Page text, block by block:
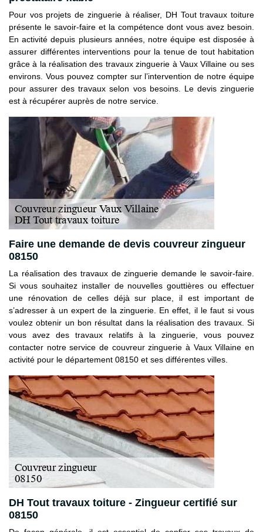
Pour vos projets de zinguerie à réaliser, DH Tout travaux toiture
présente le savoir-faire et la compétence dont vous avez besoin.
En activité depuis plusieurs années, notre équipe est disposée à
assurer différentes interventions pour la tenue de tout habitation
grâce à la réalisation des travaux zinguerie à Vaux Villaine ou ses
environs. Vous pouvez compter sur l’intervention de notre équipe
pour assurer des travaux selon vos besoins. Le devis zinguerie
est à récupérer auprès de notre service.
Faire une demande de devis couvreur zingueur
08150
La réalisation des travaux de zinguerie demande le savoir-faire.
Si vous souhaitez installer de nouvelles gouttières ou effectuer
une rénovation de celles déjà sur place, il est important de
s’adresser à un expert de la zinguerie. En effet, il le faut si vous
voulez obtenir un bon résultat dans la réalisation des travaux. Si
vous avez des travaux relatifs à la zinguerie, vous pouvez
contacter notre service de couvreur zinguerie à Vaux Villaine en
activité pour le département 08150 et ses différentes villes.
DH Tout travaux toiture - Zingueur certifié sur
08150